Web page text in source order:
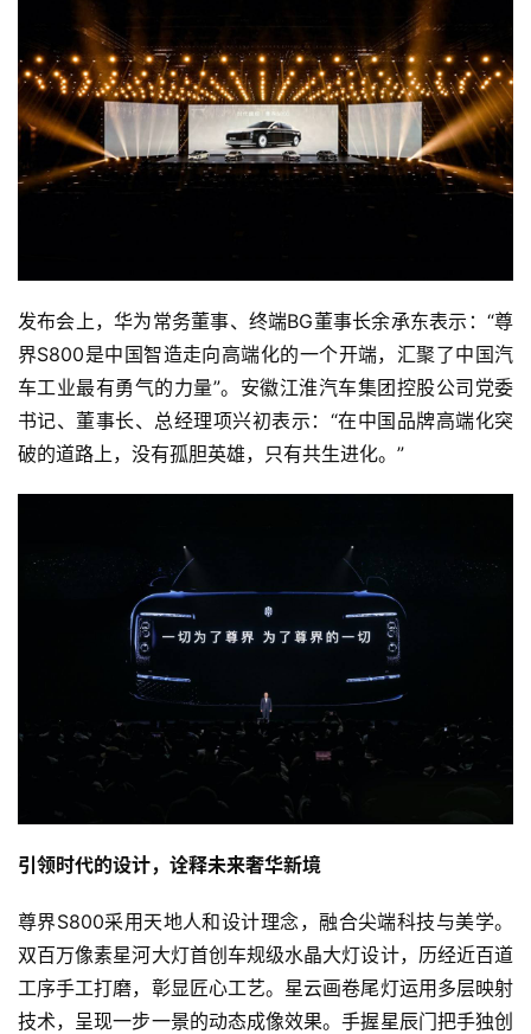
发布会上，华为常务董事、终端BG董事长余承东表示：“尊
界S800是中国智造走向高端化的一个开端，汇聚了中国汽
车工业最有勇气的力量”。安徽江淮汽车集团控股公司党委
书记、董事长、总经理项兴初表示：“在中国品牌高端化突
破的道路上，没有孤胆英雄，只有共生进化。”
引领时代的设计，诠释未来奢华新境
尊界S800采用天地人和设计理念，融合尖端科技与美学。
双百万像素星河大灯首创车规级水晶大灯设计，历经近百道
工序手工打磨，彰显匠心工艺。星云画卷尾灯运用多层映射
技术，呈现一步一景的动态成像效果。手握星辰门把手独创